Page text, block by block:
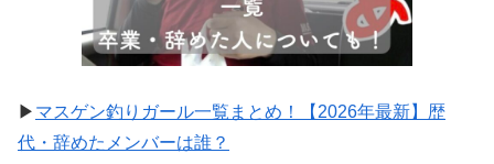
▶ マスゲン釣りガール一覧まとめ！【2026年最新】歴
代・辞めたメンバーは誰？